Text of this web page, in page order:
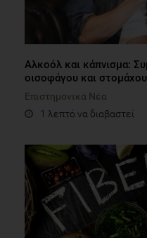
Αλκοόλ και κάπνισμα:
οισοφάγου και
Επιστημονικά Νέα
1 λεπτό να διαβαστεί